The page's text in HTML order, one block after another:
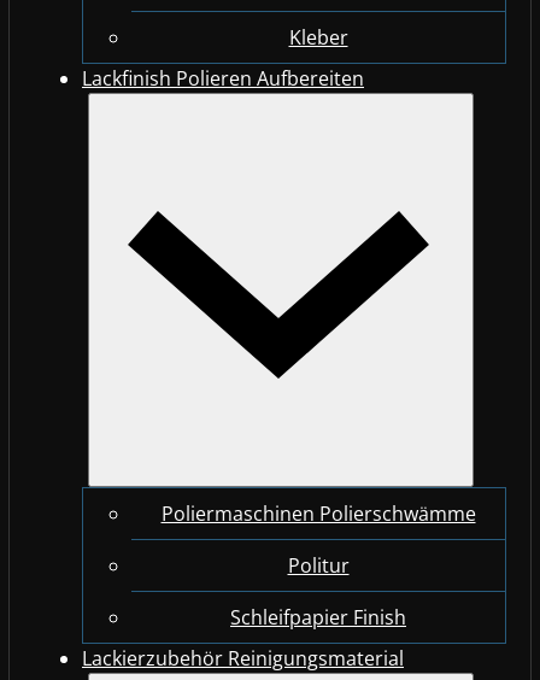
Kleber
Lackfinish Polieren Aufbereiten
Poliermaschinen Polierschwämme
Politur
Schleifpapier Finish
Lackierzubehör Reinigungsmaterial